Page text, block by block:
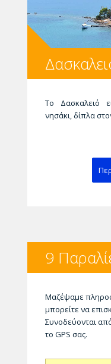
Το Δασκαλειό
νησάκι, δίπλα
9
Μαζέψαμε
μπορείτε να
Συνοδεύονται
το GPS σας.